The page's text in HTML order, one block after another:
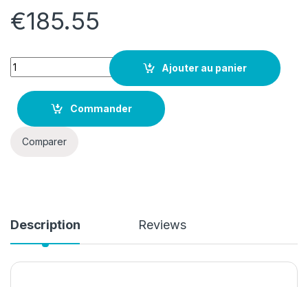
€185.55
Quantity
Ajouter au panier
Commander
Comparer
Description Reviews